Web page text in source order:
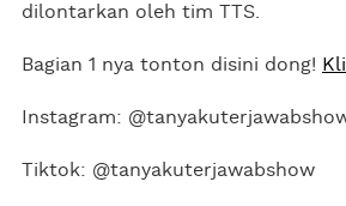
dilontarkan oleh tim TTS.
Bagian 1 nya tonton disini dong!
Instagram:
Tiktok: @tanyakuterjawabshow